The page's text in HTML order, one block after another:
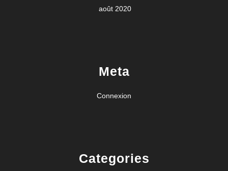
août 2020
Meta
Connexion
Categories